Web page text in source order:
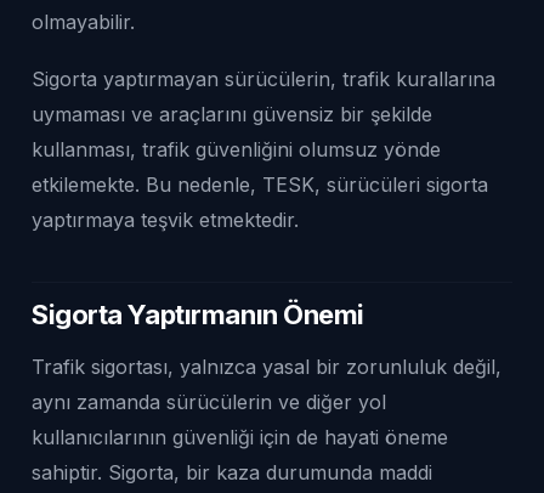
olmayabilir.
Sigorta yaptırmayan sürücülerin, trafik kurallarına
uymaması ve araçlarını güvensiz bir şekilde
kullanması, trafik güvenliğini olumsuz yönde
etkilemekte. Bu nedenle, TESK, sürücüleri sigorta
yaptırmaya teşvik etmektedir.
Sigorta Yaptırmanın Önemi
Trafik sigortası, yalnızca yasal bir zorunluluk değil,
aynı zamanda sürücülerin ve diğer yol
kullanıcılarının güvenliği için de hayati öneme
sahiptir. Sigorta, bir kaza durumunda maddi